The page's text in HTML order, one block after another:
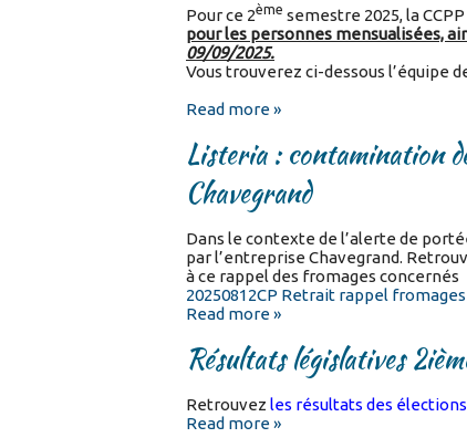
Pour ce 2ème semestre 2025, la
pour les personnes mensualisées,
09/09/2025.
Vous trouverez ci-dessous l’équipe
Read more »
Listeria : contamination
Chavegrand
Dans le contexte de l’alerte de
par l’entreprise Chavegrand.
à ce rappel des fromages concernés
20250812CP Retrait rappel
Read more »
Résultats législatives
Retrouvez les résultats des
Read more »